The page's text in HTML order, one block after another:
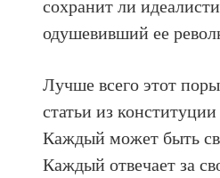
сохранит ли
одушевивший ее
Лучше всего этот
статьи из
Каждый может быть
Каждый отвечает за